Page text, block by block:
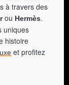
à travers des
ou Hermès.
uniques
histoire
et profitez